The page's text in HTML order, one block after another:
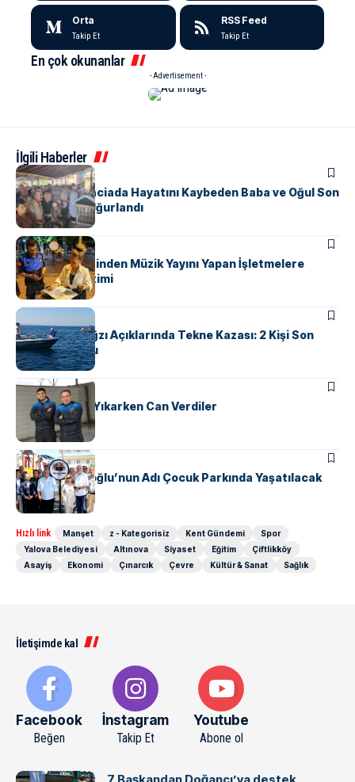
Orta
Takip Et
RSS Feed
Takip Et
En çok okunanlar
- Advertisement -
İlgili Haberler
ASAYIŞ
Yalova’daki Faciada Hayatını Kaybeden Baba ve Oğul Son
Yolculuğuna Uğurlandı
KENT GÜNDEMI
Zabıta Ekiplerinden Müzik Yayını Yapan İşletmelere
Desibel Denetimi
ASAYIŞ
Yalova Dereağzı Açıklarında Tekne Kazası: 2 Kişi Son
Anda Kurtuldu
ASAYIŞ
Yalova’da Tır Yıkarken Can Verdiler
KENT GÜNDEMI
Figen Abbasioğlu’nun Adı Çocuk Parkında Yaşatılacak
Hızlı link Manşet z - Kategorisiz Kent Gündemi
Spor
Yalova Belediyesi
Altınova Siyaset Eğitim
Çiftlikköy
Asayiş
Ekonomi Çınarcık Çevre Kültür & Sanat Sağlık
İletişimde kal
Facebook
Beğen
İnstagram
Takip Et
Youtube
Abone ol